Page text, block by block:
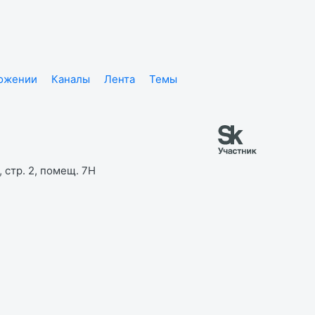
Каналы Лента
Темы
стр. 2, помещ. 7Н